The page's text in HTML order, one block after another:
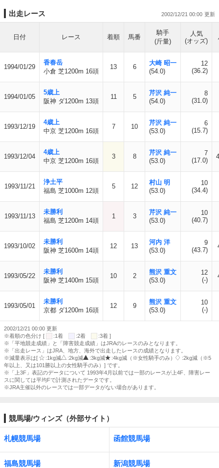
出走レース 2002/12/21 00:00
日付 レース 着順 馬番
騎手
(斤量)
人気
(オッズ)
1994/01/29
香春岳
小倉 芝1200m 16頭
13 6
大崎 昭一
(54.0)
12
(36.2)
1994/01/05
5歳上
阪神 ダ1200m 13頭
11 5
芹沢 純一
(54.0)
8
(31.0)
1993/12/19
4歳上
中京 芝1200m 16頭
7 10
芹沢 純一
(53.0)
6
(15.7)
1993/12/04
4歳上
中京 芝1200m 16頭
3 8
芹沢 純一
(53.0)
7
(17.0)
1993/11/21
浄土平
福島 芝1000m 12頭
5 12
村山 明
(53.0)
10
(34.4)
1993/11/13
未勝利
福島 芝1200m 14頭
1 3
芹沢 純一
(53.0)
10
(40.7)
1993/10/02
未勝利
阪神 芝1600m 14頭
12 13
河内 洋
(53.0)
9
(43.7)
1993/05/22
未勝利
阪神 芝1400m 15頭
10 2
熊沢 重文
(53.0)
12
(-)
1993/05/01
未勝利
京都 ダ1200m 16頭
12 9
熊沢 重文
(53.0)
10
(-)
2002/12/21 00:00 更新
※着順の色分け [
:1着 :2着
:3着 ]
※「平地競走成績」と「障害競走成績」はJRAのレースのみとなります。
※「出走レース」はJRA、地方、海外で出走したレースの成績となります。
※減量表示は[
:1kg減 :2kg減 :3kg減 :4kg減（※女性騎手のみ）
:2kg減（※5
年以上、又は101勝以上の女性騎手のみ）] です。
※「上3F」表記のデータについて 1993年4月以前では一部のレースが上4F、障害レー
スに関しては平均Fで計測されたデータです。
※JRA主催以外のレースでは一部データがない場合があります。
競馬場/ウィンズ（外部サイト）
札幌競馬場 函館競馬場
福島競馬場 新潟競馬場